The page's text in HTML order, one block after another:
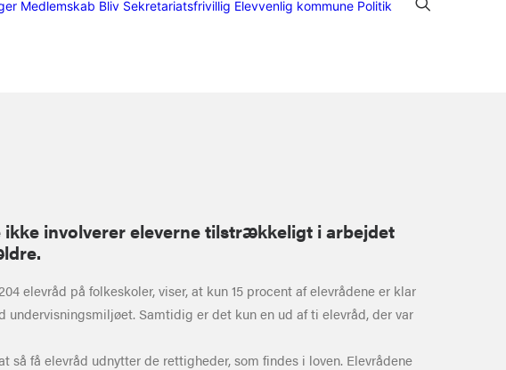
Medlemskab Bliv Sekretariatsfrivillig Elevvenlig kommune Politik
involverer eleverne tilstrækkeligt i arbejdet
elevråd på folkeskoler, viser, at kun 15 procent af elevrådene er klar
Samtidig er det kun en ud af ti elevråd, der var
få elevråd udnytter de rettigheder, som findes i loven. Elevrådene